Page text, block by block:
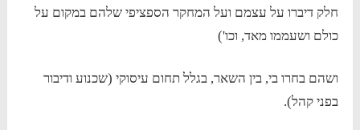
חלק דיברו על עצמם ועל המחקר הספציפי שלהם במקום על
כולם ושעממו מאד, וכו')
ושהם בחרו בי, בין השאר, בגלל תחום עיסוקי (שכנוע ודיבור
בפני קהל).